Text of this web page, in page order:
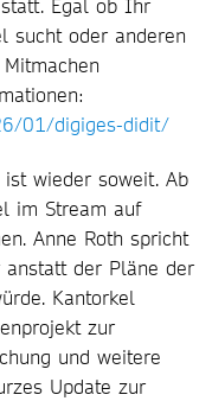
Egal ob Ihr
sucht oder anderen
01/digiges-didit/
ist wieder soweit. Ab
im Stream auf
Anne Roth spricht
der Pläne der
Kantorkel
zur
und weitere
Update zur